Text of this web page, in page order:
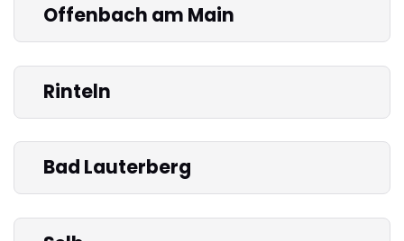
Offenbach am Main
Rinteln
Bad Lauterberg